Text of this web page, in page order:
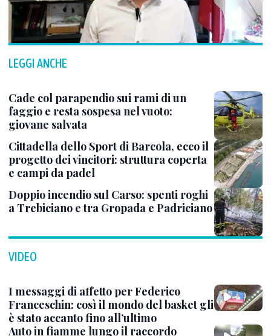
LEGGI ANCHE
Cade col parapendio sui rami di un
faggio e resta sospesa nel vuoto:
giovane salvata
Cittadella dello Sport di Barcola, ecco il
progetto dei vincitori: struttura coperta
e campi da padel
Doppio incendio sul Carso: spenti roghi
a Trebiciano e tra Gropada e Padriciano
VIDEO
I messaggi di affetto per Federico
Franceschin: così il mondo del basket gli
è stato accanto fino all’ultimo
Auto in fiamme lungo il raccordo